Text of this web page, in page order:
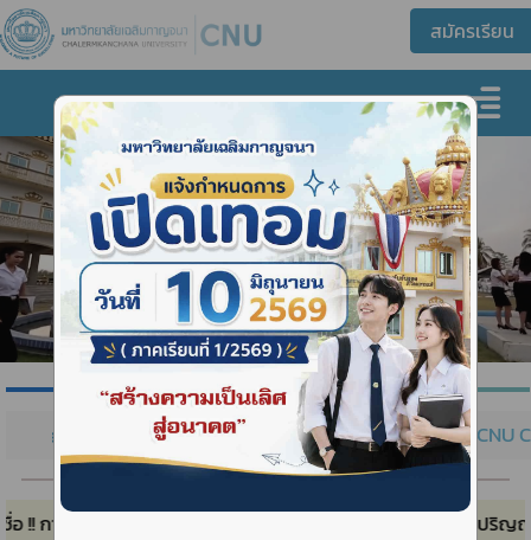
งานกองทุน คณะเเละหลักสูตร CNU
ที่ผิดกฎหมาย ปลอม